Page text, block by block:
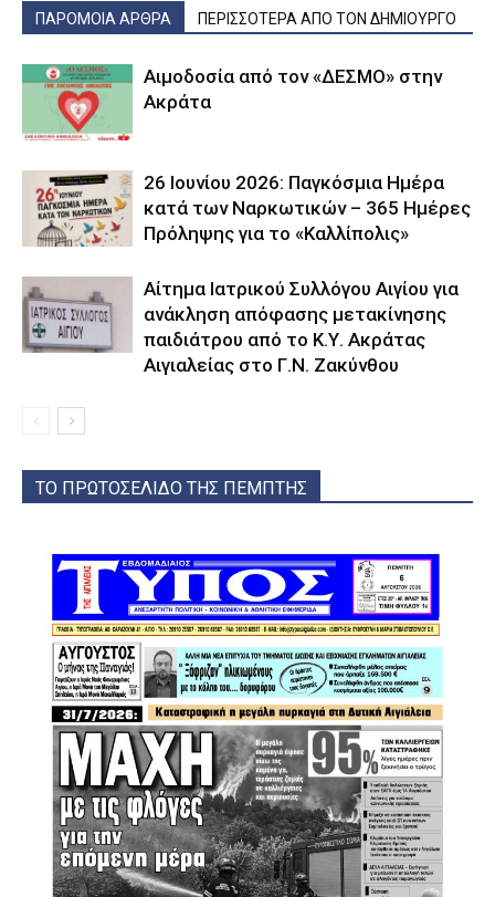
ΠΑΡΟΜΟΙΑ ΑΡΘΡΑ ΠΕΡΙΣΣΟΤΕΡΑ ΑΠΟ ΤΟΝ ΔΗΜΙΟΥΡΓΟ
Αιμοδοσία από τον «ΔΕΣΜΟ» στην
Ακράτα
26 Ιουνίου 2026: Παγκόσμια Ημέρα
κατά των Ναρκωτικών – 365 Ημέρες
Πρόληψης για το «Καλλίπολις»
Αίτημα Ιατρικού Συλλόγου Αιγίου για
ανάκληση απόφασης μετακίνησης
παιδιάτρου από το Κ.Υ. Ακράτας
Αιγιαλείας στο Γ.Ν. Ζακύνθου
ΤΟ ΠΡΩΤΟΣΕΛΙΔΟ ΤΗΣ ΠΕΜΠΤΗΣ